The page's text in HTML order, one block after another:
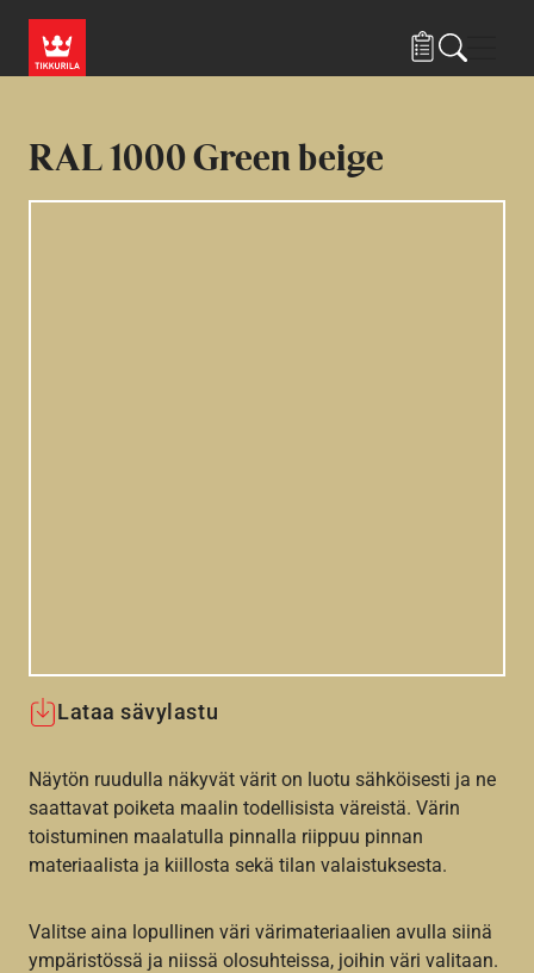
RAL 1000 Green beige
Lataa sävylastu
Näytön ruudulla näkyvät värit on luotu sähköisesti ja ne
saattavat poiketa maalin todellisista väreistä. Värin
toistuminen maalatulla pinnalla riippuu pinnan
materiaalista ja kiillosta sekä tilan valaistuksesta.
Valitse aina lopullinen väri värimateriaalien avulla siinä
ympäristössä ja niissä olosuhteissa, joihin väri valitaan.